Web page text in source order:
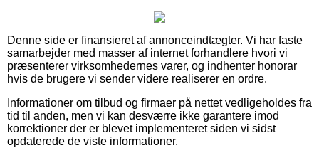
Denne side er finansieret af annonceindtægter. Vi har faste
samarbejder med masser af internet forhandlere hvori vi
præsenterer virksomhedernes varer, og indhenter honorar
hvis de brugere vi sender videre realiserer en ordre.
Informationer om tilbud og firmaer på nettet vedligeholdes fra
tid til anden, men vi kan desværre ikke garantere imod
korrektioner der er blevet implementeret siden vi sidst
opdaterede de viste informationer.